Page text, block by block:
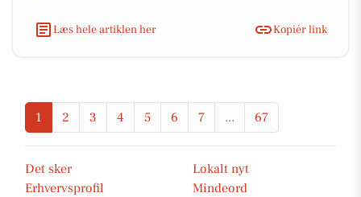
Læs hele artiklen her Kopiér link
1 2 3 4 5 6 7 ... 67
Det sker
Lokalt nyt
Erhvervsprofil
Mindeord